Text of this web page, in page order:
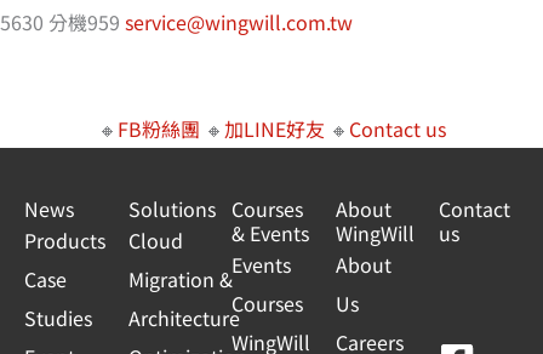
5630 分機959 service@wingwill.com.tw
🔸 FB粉絲團 🔸加LINE好友 🔸 Contact us
News
Products
Case
Studies
Solutions
Cloud
Migration &
Architecture
Courses
& Events
Events
Courses
WingWill
About
WingWill
About
Us
Careers
Contact
us